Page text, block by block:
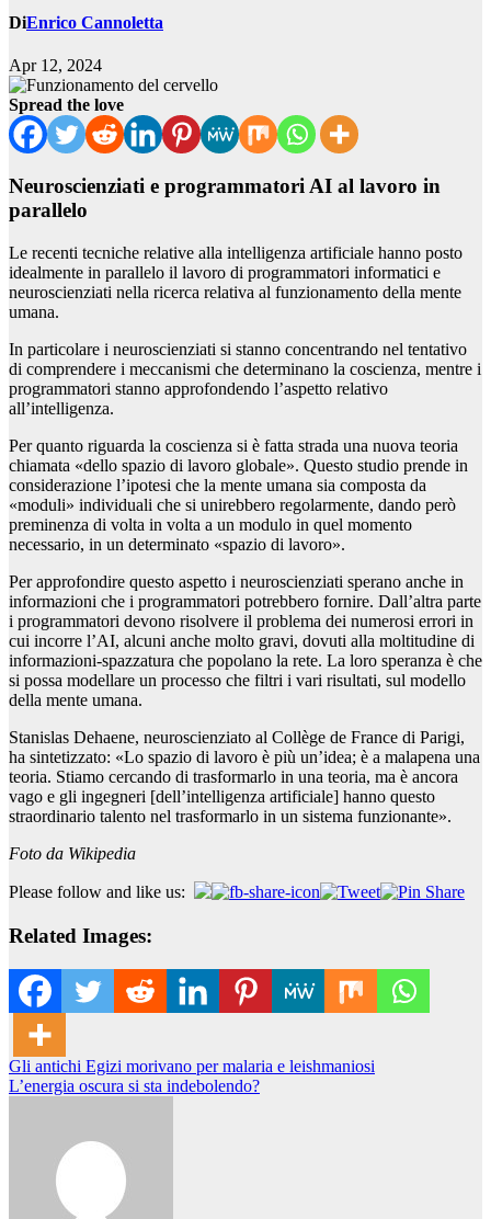
DiEnrico Cannoletta
Apr 12, 2024
Spread the love
Neuroscienziati e programmatori AI al lavoro in
parallelo
Le recenti tecniche relative alla intelligenza artificiale hanno posto
idealmente in parallelo il lavoro di programmatori informatici e
neuroscienziati nella ricerca relativa al funzionamento della mente
umana.
In particolare i neuroscienziati si stanno concentrando nel tentativo
di comprendere i meccanismi che determinano la coscienza, mentre i
programmatori stanno approfondendo l’aspetto relativo
all’intelligenza.
Per quanto riguarda la coscienza si è fatta strada una nuova teoria
chiamata «dello spazio di lavoro globale». Questo studio prende in
considerazione l’ipotesi che la mente umana sia composta da
«moduli» individuali che si unirebbero regolarmente, dando però
preminenza di volta in volta a un modulo in quel momento
necessario, in un determinato «spazio di lavoro».
Per approfondire questo aspetto i neuroscienziati sperano anche in
informazioni che i programmatori potrebbero fornire. Dall’altra parte
i programmatori devono risolvere il problema dei numerosi errori in
cui incorre l’AI, alcuni anche molto gravi, dovuti alla moltitudine di
informazioni-spazzatura che popolano la rete. La loro speranza è che
si possa modellare un processo che filtri i vari risultati, sul modello
della mente umana.
Stanislas Dehaene, neuroscienziato al Collège de France di Parigi,
ha sintetizzato: «Lo spazio di lavoro è più un’idea; è a malapena una
teoria. Stiamo cercando di trasformarlo in una teoria, ma è ancora
vago e gli ingegneri [dell’intelligenza artificiale] hanno questo
straordinario talento nel trasformarlo in un sistema funzionante».
Foto da Wikipedia
Please follow and like us:
Related Images:
Navigazione
articoli
Gli antichi Egizi morivano per malaria e leishmaniosi
L’energia oscura si sta indebolendo?